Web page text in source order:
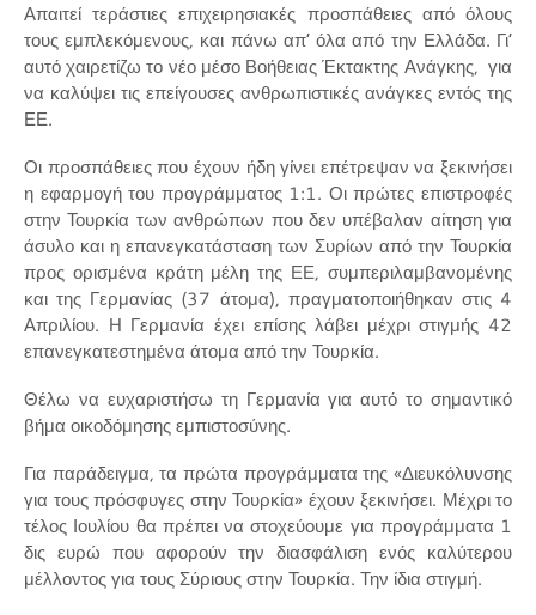
Απαιτεί τεράστιες επιχειρησιακές προσπάθειες από όλους
τους εμπλεκόμενους, και πάνω απ’ όλα από την Ελλάδα. Γι’
αυτό χαιρετίζω το νέο μέσο Βοήθειας Έκτακτης Ανάγκης, για
να καλύψει τις επείγουσες ανθρωπιστικές ανάγκες εντός της
ΕΕ.
Οι προσπάθειες που έχουν ήδη γίνει επέτρεψαν να ξεκινήσει
η εφαρμογή του προγράμματος 1:1. Οι πρώτες επιστροφές
στην Τουρκία των ανθρώπων που δεν υπέβαλαν αίτηση για
άσυλο και η επανεγκατάσταση των Συρίων από την Τουρκία
προς ορισμένα κράτη μέλη της ΕΕ, συμπεριλαμβανομένης
και της Γερμανίας (37 άτομα), πραγματοποιήθηκαν στις 4
Απριλίου. Η Γερμανία έχει επίσης λάβει μέχρι στιγμής 42
επανεγκατεστημένα άτομα από την Τουρκία.
Θέλω να ευχαριστήσω τη Γερμανία για αυτό το σημαντικό
βήμα οικοδόμησης εμπιστοσύνης.
Για παράδειγμα, τα πρώτα προγράμματα της «Διευκόλυνσης
για τους πρόσφυγες στην Τουρκία» έχουν ξεκινήσει. Μέχρι το
τέλος Ιουλίου θα πρέπει να στοχεύουμε για προγράμματα 1
δις ευρώ που αφορούν την διασφάλιση ενός καλύτερου
μέλλοντος για τους Σύριους στην Τουρκία. Την ίδια στιγμή.